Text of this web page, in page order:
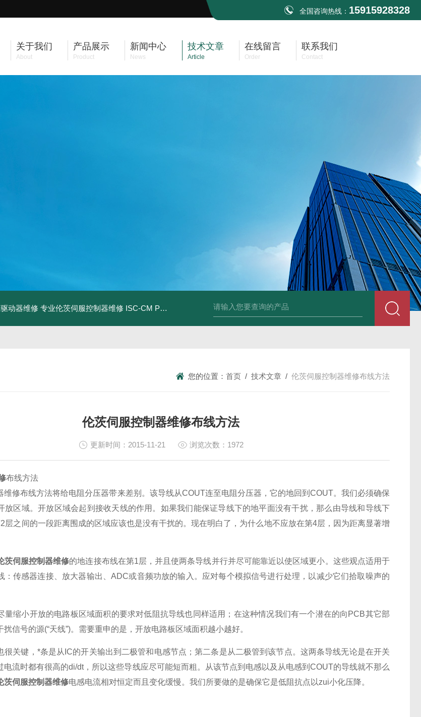
全国咨询热线： 15915928328
关于我们
About
产品展示
Product
新闻中心
News
技术文章
Article
在线留言
Order
联系我们
Contact
动器维修 专业伦茨伺服控制器维修 ISC-CM PLUSBRABENDER ISC-CM维修 TPOP 050 FlexboxTetra Brik利乐工控机维修
您的位置： 首页 / 技术文章 / 伦茨伺服控制器维修布线方法
伦茨伺服控制器维修布线方法
更新时间：2015-11-21 浏览次数：1972
布线方法
布线方法将给电阻分压器带来差别。该导线从COUT连至电阻分压器，它的地回到COUT。我们必须确保
放区域。开放区域会起到接收天线的作用。如果我们能保证导线下的地平面没有干扰，那么由导线和导线下
层之间的一段距离围成的区域应该也是没有干扰的。现在明白了，为什么地不应放在第4层，因为距离显著增
茨伺服控制器维修的地连接布线在第1层，并且使两条导线并行并尽可能靠近以使区域更小。这些观点适用于
：传感器连接、放大器输出、ADC或音频功放的输入。应对每个模拟信号进行处理，以减少它们拾取噪声的
小开放的电路板区域面积的要求对低阻抗导线也同样适用；在这种情况我们有一个潜在的向PCB其它部
信号的源(“天线”)。需要重申的是，开放电路板区域面积越小越好。
键，*条是从IC的开关输出到二极管和电感节点；第二条是从二极管到该节点。这两条导线无论是在开关
电流时都有很高的di/dt，所以这些导线应尽可能短而粗。从该节点到电感以及从电感到COUT的导线就不那么
茨伺服控制器维修电感电流相对恒定而且变化缓慢。我们所要做的是确保它是低阻抗点以zui小化压降。